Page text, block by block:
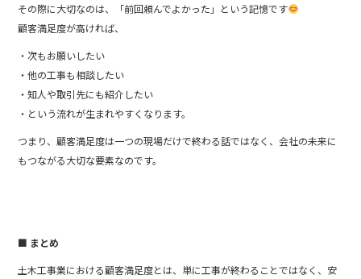
その際に大切なのは、「前回頼んでよかった」という記憶です
顧客満足度が高ければ、
・次もお願いしたい
・他の工事も相談したい
・知人や取引先にも紹介したい
・という流れが生まれやすくなります。
つまり、顧客満足度は一つの現場だけで終わる話ではなく、会社の未来に
もつながる大切な要素なのです。
■ まとめ
土木工事業における顧客満足度とは、単に工事が終わることではなく、安